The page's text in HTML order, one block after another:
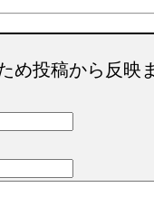
め投稿から反映